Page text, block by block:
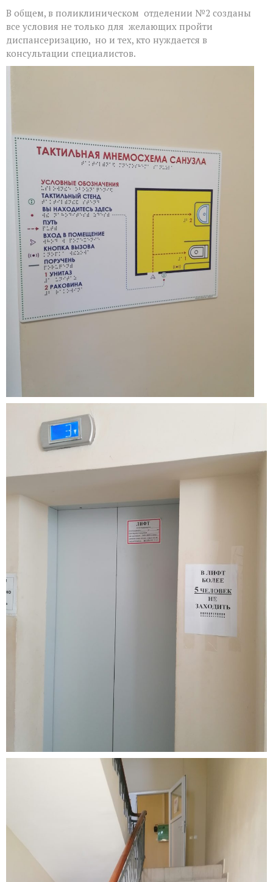
В общем, в поликлиническом отделении №2 созданы
все условия не только для желающих пройти
диспансеризацию, но и тех, кто нуждается в
консультации специалистов.